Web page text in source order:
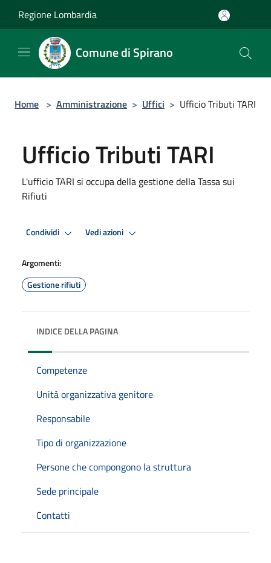
Regione Lombardia
Comune di Spirano
Home > Amministrazione > Uffici > Ufficio Tributi TARI
Ufficio Tributi TARI
L'ufficio TARI si occupa della gestione della Tassa sui
Rifiuti
Condividi Vedi azioni
Argomenti:
Gestione rifiuti
INDICE DELLA PAGINA
Competenze
Unità organizzativa genitore
Responsabile
Tipo di organizzazione
Persone che compongono la struttura
Sede principale
Contatti